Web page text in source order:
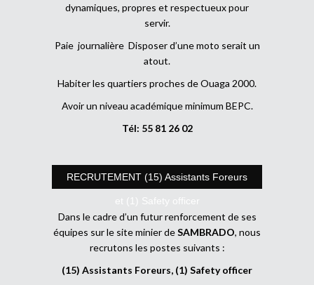
dynamiques, propres et respectueux pour
servir.
Paie journalière Disposer d’une moto serait un
atout.
Habiter les quartiers proches de Ouaga 2000.
Avoir un niveau académique minimum BEPC.
Tél: 55 81 26 02
RECRUTEMENT (15) Assistants Foreurs
et (1) Safety officer
Dans le cadre d’un futur renforcement de ses
équipes sur le site minier deSAMBRADO, nous
recrutons les postes suivants :
(15) Assistants Foreurs, (1) Safety officer